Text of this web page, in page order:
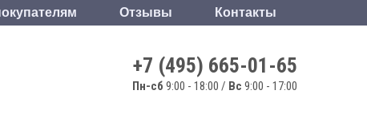
Отзывы Контакты
+7 (495) 665-01-65
Пн-сб 9:00 - 18:00 / Вс 9:00 - 17:00